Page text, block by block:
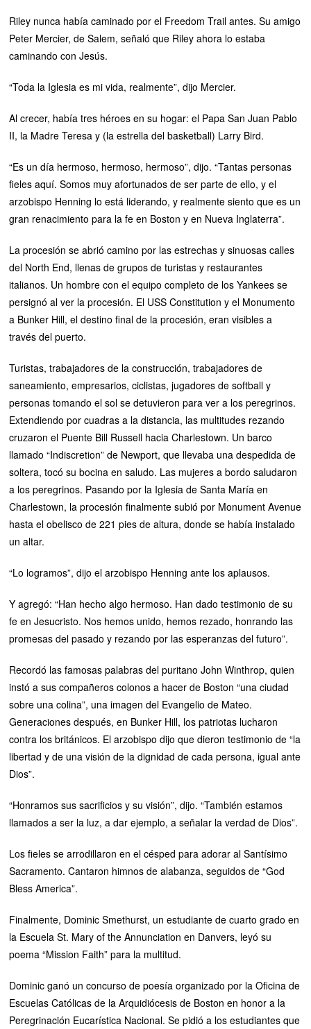
Riley nunca había caminado por el Freedom Trail antes. Su amigo
Peter Mercier, de Salem, señaló que Riley ahora lo estaba
caminando con Jesús.
“Toda la Iglesia es mi vida, realmente”, dijo Mercier.
Al crecer, había tres héroes en su hogar: el Papa San Juan Pablo
II, la Madre Teresa y (la estrella del basketball) Larry Bird.
“Es un día hermoso, hermoso, hermoso”, dijo. “Tantas personas
fieles aquí. Somos muy afortunados de ser parte de ello, y el
arzobispo Henning lo está liderando, y realmente siento que es un
gran renacimiento para la fe en Boston y en Nueva Inglaterra”.
La procesión se abrió camino por las estrechas y sinuosas calles
del North End, llenas de grupos de turistas y restaurantes
italianos. Un hombre con el equipo completo de los Yankees se
persignó al ver la procesión. El USS Constitution y el Monumento
a Bunker Hill, el destino final de la procesión, eran visibles a
través del puerto.
Turistas, trabajadores de la construcción, trabajadores de
saneamiento, empresarios, ciclistas, jugadores de softball y
personas tomando el sol se detuvieron para ver a los peregrinos.
Extendiendo por cuadras a la distancia, las multitudes rezando
cruzaron el Puente Bill Russell hacia Charlestown. Un barco
llamado “Indiscretion” de Newport, que llevaba una despedida de
soltera, tocó su bocina en saludo. Las mujeres a bordo saludaron
a los peregrinos. Pasando por la Iglesia de Santa María en
Charlestown, la procesión finalmente subió por Monument Avenue
hasta el obelisco de 221 pies de altura, donde se había instalado
un altar.
“Lo logramos”, dijo el arzobispo Henning ante los aplausos.
Y agregó: “Han hecho algo hermoso. Han dado testimonio de su
fe en Jesucristo. Nos hemos unido, hemos rezado, honrando las
promesas del pasado y rezando por las esperanzas del futuro”.
Recordó las famosas palabras del puritano John Winthrop, quien
instó a sus compañeros colonos a hacer de Boston “una ciudad
sobre una colina”, una imagen del Evangelio de Mateo.
Generaciones después, en Bunker Hill, los patriotas lucharon
contra los británicos. El arzobispo dijo que dieron testimonio de “la
libertad y de una visión de la dignidad de cada persona, igual ante
Dios”.
“Honramos sus sacrificios y su visión”, dijo. “También estamos
llamados a ser la luz, a dar ejemplo, a señalar la verdad de Dios”.
Los fieles se arrodillaron en el césped para adorar al Santísimo
Sacramento. Cantaron himnos de alabanza, seguidos de “God
Bless America”.
Finalmente, Dominic Smethurst, un estudiante de cuarto grado en
la Escuela St. Mary of the Annunciation en Danvers, leyó su
poema “Mission Faith” para la multitud.
Dominic ganó un concurso de poesía organizado por la Oficina de
Escuelas Católicas de la Arquidiócesis de Boston en honor a la
Peregrinación Eucarística Nacional. Se pidió a los estudiantes que